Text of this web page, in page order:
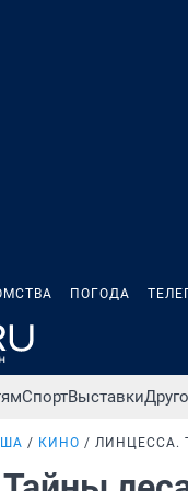
ПОГОДА
СпортВыставки
КИНО ЛИНЦЕССА.